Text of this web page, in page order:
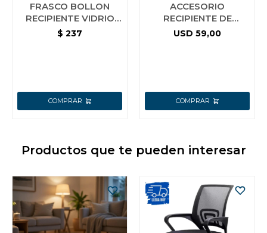
FRASCO BOLLON
RECIPIENTE VIDRIO
C/TAPA DE MADERA
$ 237
ACCESORIO
RECIPIENTE DE
ALMACENAMIENTO AL
USD 59,00
Productos que te pueden interesar